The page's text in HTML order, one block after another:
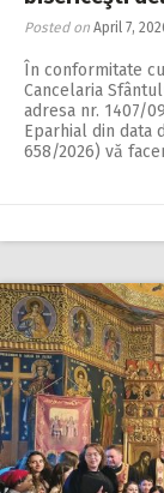
Posted on April 7,
În conformitate
Cancelaria
adresa nr. 1407/
Eparhial din data
658/2026) vă